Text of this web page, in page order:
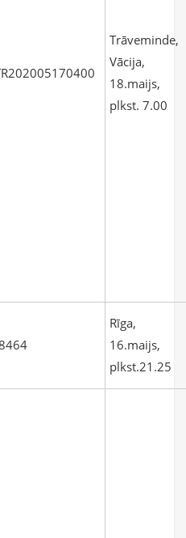
Trāveminde,
Vācija,
18.maijs,
plkst. 7.00
Rīga,
16.maijs,
plkst.21.25